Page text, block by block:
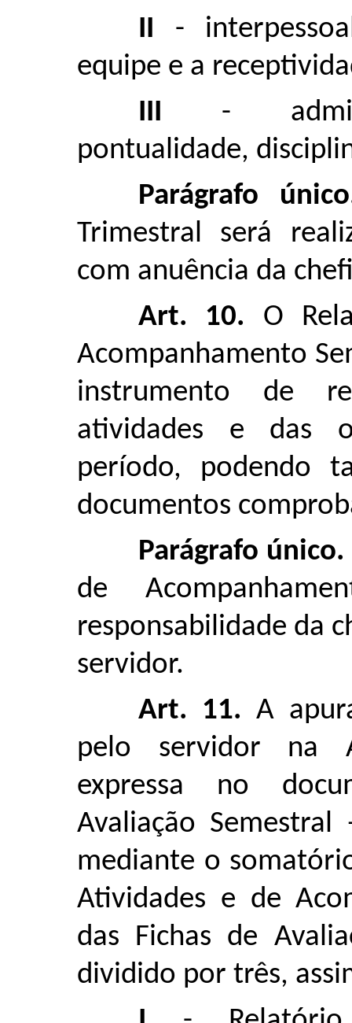
II -
equipe e a
III -
pontualidade,
Parágrafo
Trimestral será
com anuência da
Art. 10. O
Acompanhamento
instrumento de
atividades e das
período, podendo
documentos
Parágrafo único.
de
responsabilidade da
servidor.
Art. 11. A
pelo servidor na
expressa no
Avaliação
mediante o
Atividades e de
das Fichas de
dividido por três,